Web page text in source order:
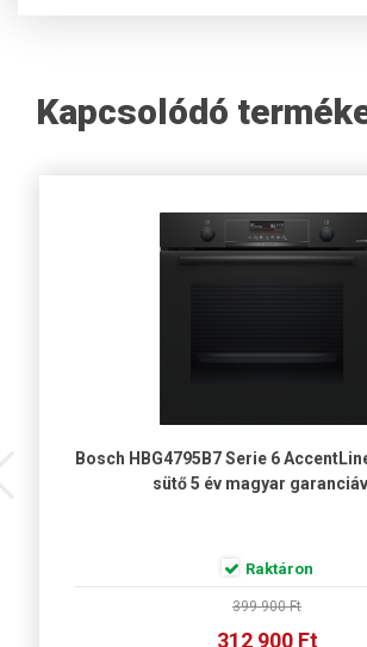
Kapcsolódó
Bosch HBG4795B7 Serie 6
sütő 5 év magyar
Raktáron
399 900 Ft
312 900 Ft